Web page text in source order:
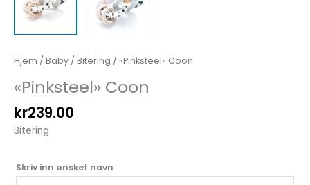
Hjem / Baby / Bitering / «Pinksteel» Coon
«Pinksteel» Coon
kr239.00
Bitering
Skriv inn ønsket navn